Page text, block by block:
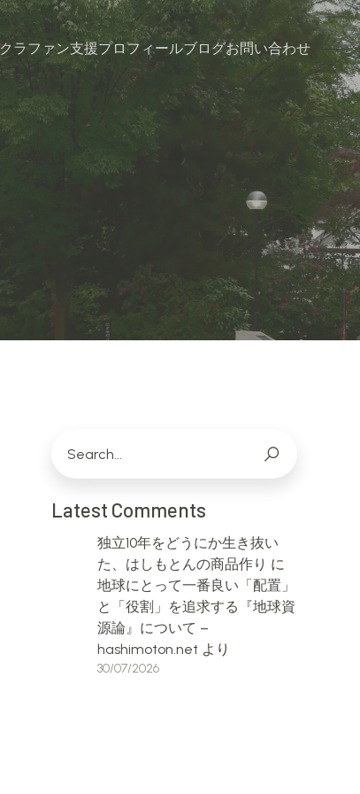
クラファン支援プロフィールブログお問い合わせ
Latest Comments
独立10年をどうにか生き抜い
た、はしもとんの商品作り に
地球にとって一番良い「配置」
と「役割」を追求する『地球資
源論』について –
hashimoton.net より
30/07/2026